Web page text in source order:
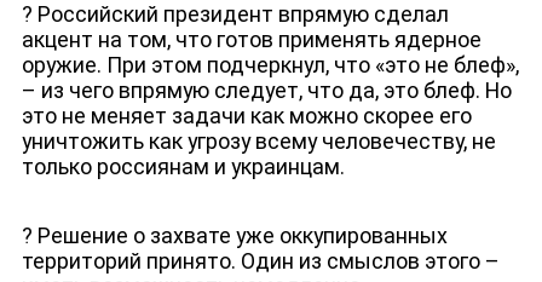
ДЕПУТАТЫ К СЪЕЗДУ
? Российский президент впрямую сделал
акцент на том, что готов применять ядерное
оружие. При этом подчеркнул, что «это не блеф»,
– из чего впрямую следует, что да, это блеф. Но
это не меняет задачи как можно скорее его
уничтожить как угрозу всему человечеству, не
только россиянам и украинцам.
? Решение о захвате уже оккупированных
территорий принято. Один из смыслов этого –